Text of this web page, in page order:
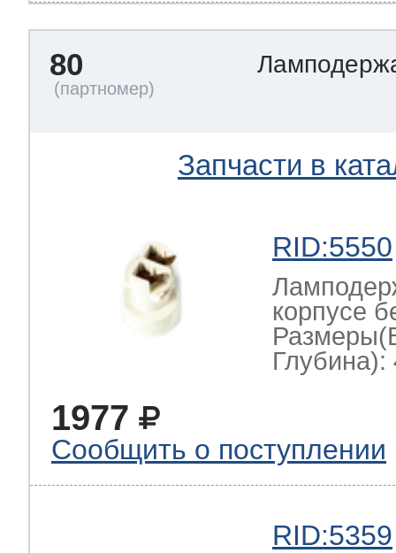
80
Запчасти в
RID:5550
корпусе
Глубина):
1977
Сообщить о поступлении
RID:5359